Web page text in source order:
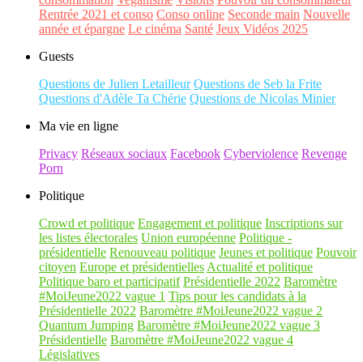
Rentrée 2021 et conso Conso online Seconde main Nouvelle
année et épargne Le cinéma Santé Jeux Vidéos 2025
Guests
Questions de Julien Letailleur Questions de Seb la Frite
Questions d'Adèle Ta Chérie Questions de Nicolas Minier
Ma vie en ligne
Privacy Réseaux sociaux Facebook Cyberviolence Revenge
Porn
Politique
Crowd et politique Engagement et politique Inscriptions sur
les listes électorales Union européenne Politique -
présidentielle Renouveau politique Jeunes et politique Pouvoir
citoyen Europe et présidentielles Actualité et politique
Politique baro et participatif Présidentielle 2022 Baromètre
#MoiJeune2022 vague 1 Tips pour les candidats à la
Présidentielle 2022 Baromètre #MoiJeune2022 vague 2
Quantum Jumping Baromètre #MoiJeune2022 vague 3
Présidentielle Baromètre #MoiJeune2022 vague 4
Législatives